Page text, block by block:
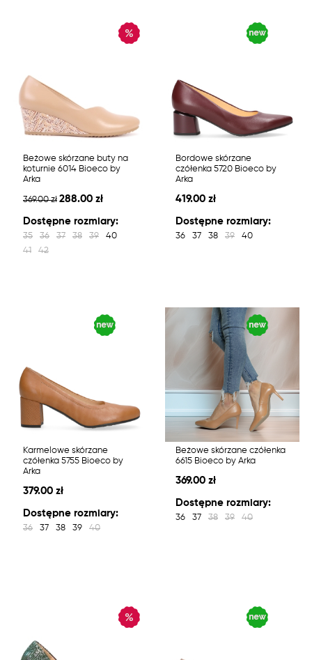
Beżowe skórzane buty na
koturnie 6014 Bioeco by
Arka
369.00 zł 288.00 zł
Dostępne rozmiary:
35 36 37 38 39
40
41
42
Bordowe skórzane
czółenka 5720 Bioeco by
Arka
419.00 zł
Dostępne rozmiary:
36 37 38 39 40
Karmelowe skórzane
czółenka 5755 Bioeco by
Arka
379.00 zł
Dostępne rozmiary:
36 37 38 39 40
Beżowe skórzane czółenka
6615 Bioeco by Arka
369.00 zł
Dostępne rozmiary:
36 37 38 39 40